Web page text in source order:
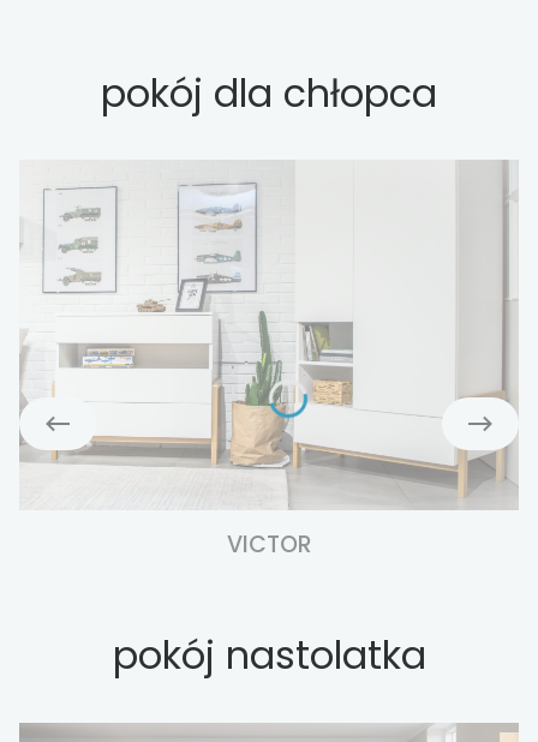
pokój dla chłopca
VICTOR
pokój nastolatka